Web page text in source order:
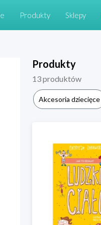
Produkty Sklepy
Produkty
13produktów
Akcesoria dziecięce